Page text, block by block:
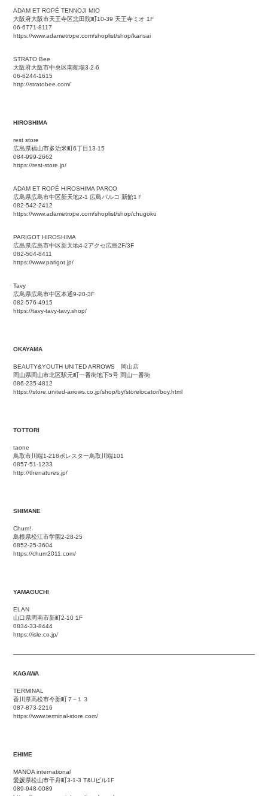
ADAM ET ROPÉ TENNOJI MIO
大阪府大阪市天王寺区悲田院町10-39 天王寺ミオ 1F
06-6771-8117
https://www.adametrope.com/shoplist/shop/kansai
STRATO Bee
大阪府大阪市中央区南船場3-2-6
06-6244-1615
http://stratobee.com/
HIROSHIMA
rest store
広島県福山市多治米町6丁目13-15
084-999-2662
https://rest-store.jp/
ADAM ET ROPÉ HIROSHIMA PARCO
広島県広島市中区新天地2-1 広島パルコ 新館1Ｆ
082-542-2412
https://www.adametrope.com/shoplist/shop/chugoku
PARIGOT HIROSHIMA
広島県広島市中区新天地4-2アクセ広島2F/3F
082-504-8411
https://www.parigot.jp/
Tavy
広島県広島市中区本通9-20-3F
082-576-4915
https://tavy-tavy-tavy.shop/
OKAYAMA
BEAUTY&YOUTH UNITED ARROWS 岡山店
岡山県岡山市北区駅元町一番街地下5号 岡山一番街
086-235-4812
https://store.united-arrows.co.jp/shop/by/storelocator/boy.html
TOTTORI
taone
鳥取市川端1-218ポレスター鳥取川端101
0857-51-1233
http://thenatures.jp/
SHIMANE
Chum!
島根県松江市学園2-28-25
0852-25-3604
https://chum2011.com/
YAMAGUCHI
ELAN
山口県周南市新町2-10 1F
0834-33-8444
https://isle.co.jp/
KAGAWA
TERMINAL
香川県高松市今新町７−１３
087-873-2216
https://www.terminal-store.com/
EHIME
MANOA international
愛媛県松山市千舟町3-1-3 T&Uビル1F
089-948-0089